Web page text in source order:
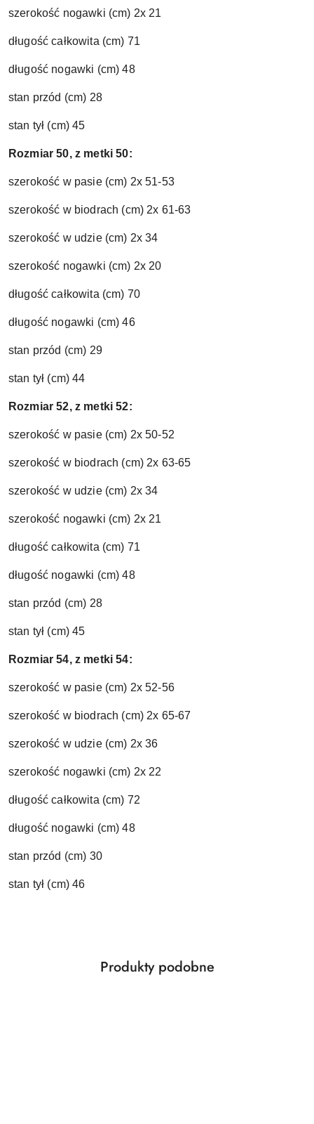
szerokość nogawki (cm) 2x 21
długość całkowita (cm) 71
długość nogawki (cm) 48
stan przód (cm) 28
stan tył (cm) 45
Rozmiar 50, z metki 50:
szerokość w pasie (cm) 2x 51-53
szerokość w biodrach (cm) 2x 61-63
szerokość w udzie (cm) 2x 34
szerokość nogawki (cm) 2x 20
długość całkowita (cm) 70
długość nogawki (cm) 46
stan przód (cm) 29
stan tył (cm) 44
Rozmiar 52, z metki 52:
szerokość w pasie (cm) 2x 50-52
szerokość w biodrach (cm) 2x 63-65
szerokość w udzie (cm) 2x 34
szerokość nogawki (cm) 2x 21
długość całkowita (cm) 71
długość nogawki (cm) 48
stan przód (cm) 28
stan tył (cm) 45
Rozmiar 54, z metki 54:
szerokość w pasie (cm) 2x 52-56
szerokość w biodrach (cm) 2x 65-67
szerokość w udzie (cm) 2x 36
szerokość nogawki (cm) 2x 22
długość całkowita (cm) 72
długość nogawki (cm) 48
stan przód (cm) 30
stan tył (cm) 46
Pomiń karuzelę produktów
Produkty
Produkty podobne